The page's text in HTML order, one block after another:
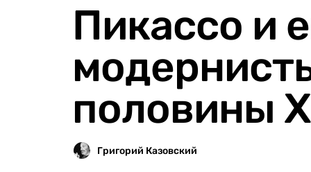
Пикассо и
половины